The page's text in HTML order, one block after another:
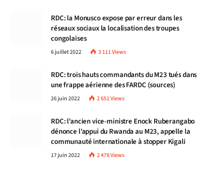
RDC: la Monusco expose par erreur dans les
réseaux sociaux la localisation des troupes
congolaises
6 juillet 2022 3 111Views
RDC: trois hauts commandants du M23 tués dans
une frappe aérienne des FARDC (sources)
26 juin 2022 2 651Views
RDC: l’ancien vice-ministre Enock Ruberangabo
dénonce l’appui du Rwanda au M23, appelle la
communauté internationale à stopper Kigali
17 juin 2022 2 478Views